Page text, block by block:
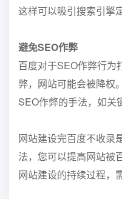
这样可以吸引搜索引擎
避免SEO作弊
百度对于SEO作弊行为
弊，网站可能会被降权
SEO作弊的手法，如关
网站建设完百度不收录
法，您可以提高网站被
网站建设的持续过程，